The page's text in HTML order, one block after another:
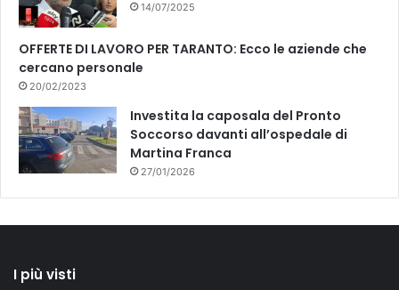
14/07/2025
OFFERTE DI LAVORO PER TARANTO: Ecco le aziende che
cercano personale
20/02/2023
Investita la caposala del Pronto
Soccorso davanti all’ospedale di
Martina Franca
27/01/2026
I più visti